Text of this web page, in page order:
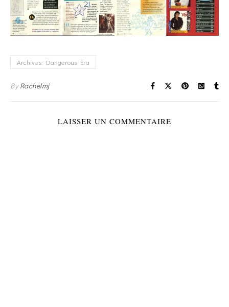
Archives: Dangerous Era
ByRachelmj
LAISSER UN COMMENTAIRE